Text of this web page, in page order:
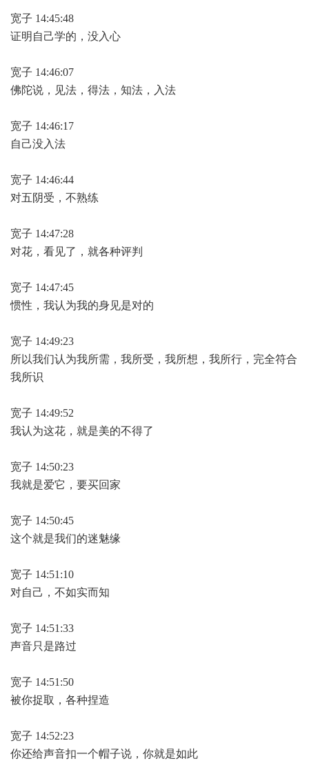
宽子 14:45:48
证明自己学的，没入心
宽子 14:46:07
佛陀说，见法，得法，知法，入法
宽子 14:46:17
自己没入法
宽子 14:46:44
对五阴受，不熟练
宽子 14:47:28
对花，看见了，就各种评判
宽子 14:47:45
惯性，我认为我的身见是对的
宽子 14:49:23
所以我们认为我所需，我所受，我所想，我所行，完全符合
我所识
宽子 14:49:52
我认为这花，就是美的不得了
宽子 14:50:23
我就是爱它，要买回家
宽子 14:50:45
这个就是我们的迷魅缘
宽子 14:51:10
对自己，不如实而知
宽子 14:51:33
声音只是路过
宽子 14:51:50
被你捉取，各种捏造
宽子 14:52:23
你还给声音扣一个帽子说，你就是如此